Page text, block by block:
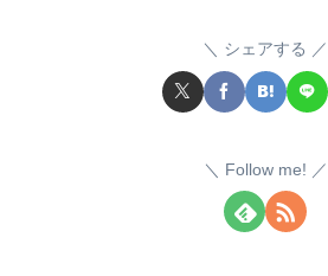
シェアする
Follow me!